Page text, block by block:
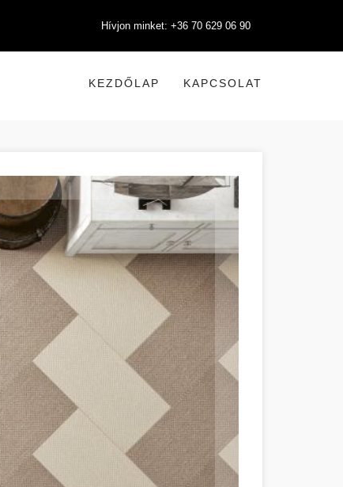
Hívjon minket: +36 70 629 06 90
KEZDŐLAP KAPCSOLAT